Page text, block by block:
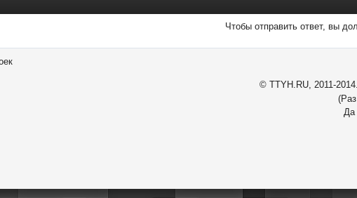
Чтобы отправить ответ, вы
© TTYH.RU, 2011-
Да